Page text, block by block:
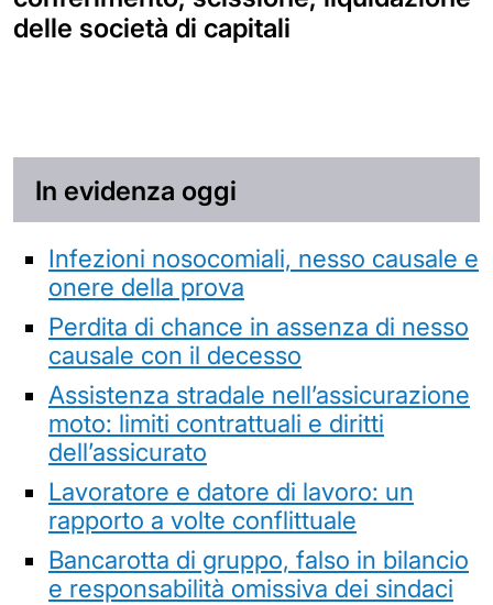
delle società di capitali
In evidenza oggi
Infezioni nosocomiali, nesso causale e
onere della prova
Perdita di chance in assenza di nesso
causale con il decesso
Assistenza stradale nell’assicurazione
moto: limiti contrattuali e diritti
dell’assicurato
Lavoratore e datore di lavoro: un
rapporto a volte conflittuale
Bancarotta di gruppo, falso in bilancio
e responsabilità omissiva dei sindaci